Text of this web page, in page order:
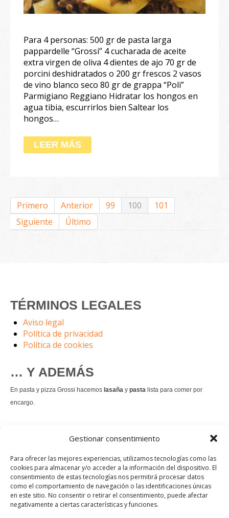
Gestionar consentimiento
Para ofrecer las mejores experiencias, utilizamos tecnologías como las
cookies para almacenar y/o acceder a la información del dispositivo. El
consentimiento de estas tecnologías nos permitirá procesar datos
como el comportamiento de navegación o las identificaciones únicas
en este sitio. No consentir o retirar el consentimiento, puede afectar
negativamente a ciertas características y funciones.
Para 4 personas: 500 gr de pasta larga
pappardelle “Grossi” 4 cucharada de aceite
extra virgen de oliva 4 dientes de ajo 70 gr de
porcini deshidratados o 200 gr frescos 2 vasos
de vino blanco seco 80 gr de grappa “Poli”
Parmigiano Reggiano Hidratar los hongos en
agua tibia, escurrirlos bien Saltear los
hongos…
LEER MÁS
Primero Anterior 99 100
101
Siguiente
Último
TÉRMINOS LEGALES
Aviso legal
Política de privacidad
Política de cookies
… Y ADEMÁS
En pasta y pizza Grossi hacemos lasaña y pasta lista para comer por
encargo.
es un permanente.
Pedir comida Just eat
Instagram
Facebook
TikTok